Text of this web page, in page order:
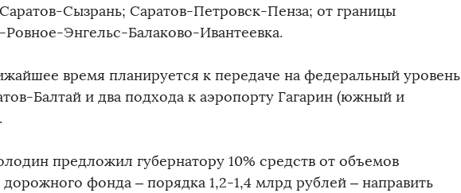
Сызрань; Саратов-Петровск-Пенза; от границы
Ровное-Энгельс-Балаково-Ивантеевка.
время планируется к передаче на федеральный уровень
Балтай и два подхода к аэропорту Гагарин (южный и
предложил губернатору 10% средств от объемов
дорожного фонда – порядка 1,2-1,4 млрд рублей – направить